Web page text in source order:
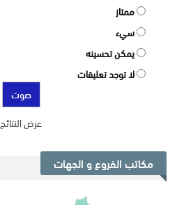
ممتاز
سيء
يمكن تحسينه
لا توجد تعليقات
عرض النتائج
مكاتب الفروع و الجهات